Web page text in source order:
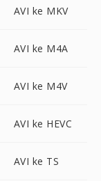
AVI ke MKV
AVI ke M4A
AVI ke M4V
AVI ke HEVC
AVI ke TS